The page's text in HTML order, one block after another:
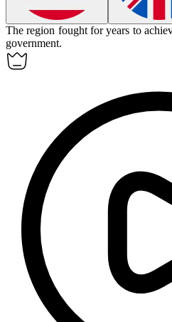
The region fought for years to
government.